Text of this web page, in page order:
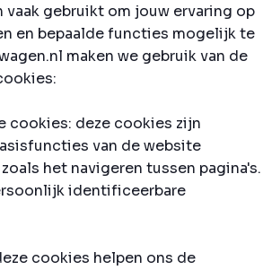
vaak gebruikt om jouw ervaring op
en bepaalde functies mogelijk te
maken we gebruik van de
cookies: deze cookies zijn
van de website
het navigeren tussen pagina's.
identificeerbare
cookies helpen ons de